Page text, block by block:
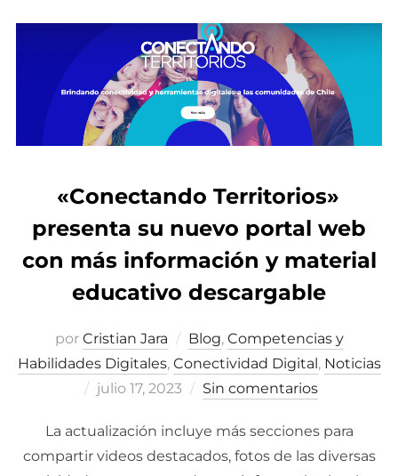
b
o
o
k
r
ar
ti
r
«Conectando Territorios»
presenta su nuevo portal web
con más información y material
educativo descargable
por Cristian Jara Blog, Competencias y
Habilidades Digitales, Conectividad Digital , Noticias
Publicado
julio 17, 2023 Sin comentarios
La actualización incluye más secciones para
compartir videos destacados, fotos de las diversas